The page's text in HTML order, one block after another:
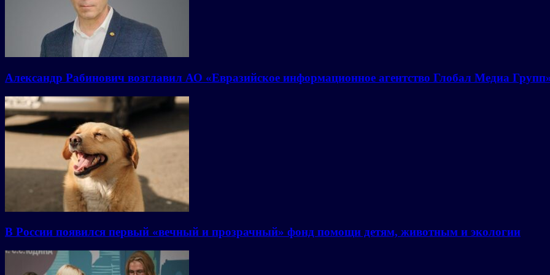
Александр Рабинович возглавил АО «Евразийское информационное агентство Глобал Медиа
В России появился первый «вечный и прозрачный» фонд помощи детям, животным и экологии